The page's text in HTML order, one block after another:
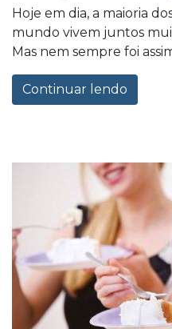
Hoje em dia, a maioria
mundo vivem juntos
Mas nem sempre foi
Continuar lendo